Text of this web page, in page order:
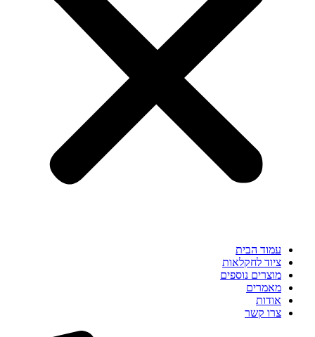
עמוד הבית
ציוד לחקלאות
מוצרים נוספים
מאמרים
אודות
צרו קשר